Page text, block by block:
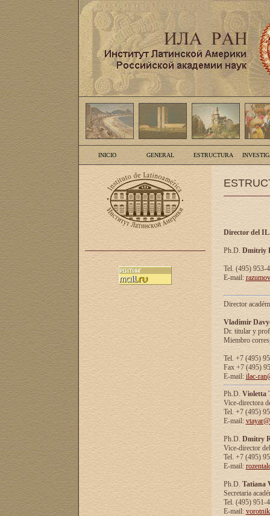
INICIO GENERAL ESTRUCTURA
Director del
Ph.D. Dmitriy
Tel. (495) 953-
E-mail:
Director
Vladimir
Dr. titular y
Miembro
Tel. +7 (495)
Fax +7 (495)
E-mail: ilac-
Ph.D. Violetta
Vice-directora
Tel. +7 (495)
E-mail:
Ph.D. Dmitry
Vice-director
Tel. +7 (495)
E-mail:
Ph.D. Tatiana
Secretaria
Tel. (495) 951-
E-mail: